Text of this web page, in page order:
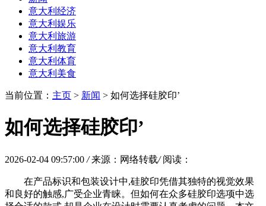
意大利经济
意大利娱乐
意大利旅游
意大利教育
意大利体育
意大利美食
当前位置： 主页 > 新闻 > 如何选择硅胶印’
如何选择硅胶印’
2026-02-04 09:57:00 / 来源：网络转载/ 阅读：
在产品标识和包装设计中,硅胶印凭借其独特的视觉效果
和良好的触感,广受企业青睐。但如何在众多硅胶印选项中选